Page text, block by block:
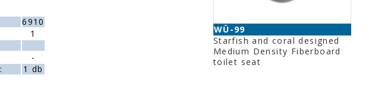
6910
1
-
1 db
WÜ-99
Starfish and coral designed
Medium Density Fiberboard
toilet seat